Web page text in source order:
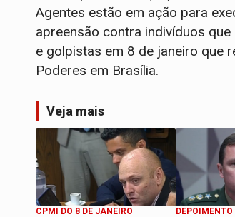
Agentes estão em ação para
apreensão contra indivíduos
e golpistas em 8 de janeiro que
Poderes em Brasília.
Veja mais
CPMI DO 8 DE JANEIRO DEPOIMENTO